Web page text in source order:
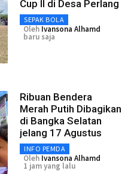
Cup II di Desa Perlang
SEPAK BOLA
Oleh Ivansona Alhamd
baru saja
Ribuan Bendera
Merah Putih Dibagikan
di Bangka Selatan
jelang 17 Agustus
INFO PEMDA
Oleh Ivansona Alhamd
1 jam yang lalu